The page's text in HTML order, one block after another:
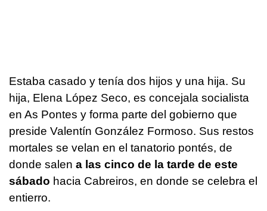
Estaba casado y tenía dos hijos y una hija. Su
hija, Elena López Seco, es concejala socialista
en As Pontes y forma parte del gobierno que
preside Valentín González Formoso. Sus restos
mortales se velan en el tanatorio pontés, de
donde salen a las cinco de la tarde de este
sábado hacia Cabreiros, en donde se celebra el
entierro.